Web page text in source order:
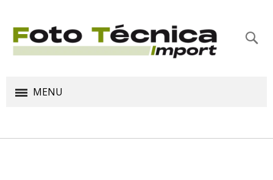
MENU